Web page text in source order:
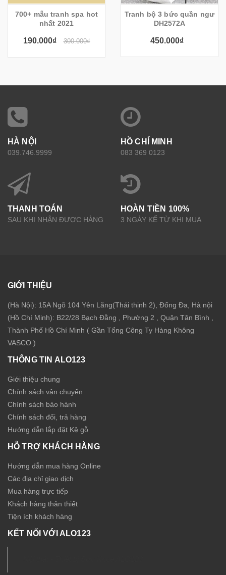
700+ mẫu tranh spa hot
nhất 2021
190.000₫ 300.000₫
Tranh bộ 3 bức quần ngư
DH2572A
450.000₫
HÀ NỘI
039.746.9999
HỒ CHÍ MINH
083 369 0123
THANH TOÁN
SAU KHI NHẬN ĐƯỢC HÀNG
HOÀN TIỀN 100%
3 NGÀY KỂ TỪ KHI MUA
GIỚI THIỆU
(Hà Nội): 15A Ngõ 104 Yên Lãng(Thái thịnh 2), Đống Đa, Hà nội
(Hồ Chí Minh): B22/28 Bạch Đằng , Phường 2 , Quận Tân Bình ,
Thành Phố Hồ Chí Minh ( Gần Tổng Công Ty Hàng Không
VASCO )
THÔNG TIN ALO123
Giới thiệu chung
Chính sách vận chuyển
Chính sách bảo hành
Chính sách đổi, trả hàng
Hướng dẫn lắp đặt Kệ gỗ
HỖ TRỢ KHÁCH HÀNG
Hướng dẫn mua hàng Online
Các địa chỉ giao dịch
Mua hàng trực tiếp
Khách hàng thân thiết
Tiện ích khách hàng
KẾT NỐI VỚI ALO123